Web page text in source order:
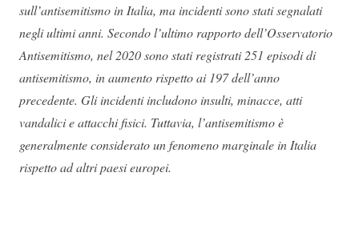
sull’antisemitismo in Italia, ma incidenti sono stati segnalati
negli ultimi anni. Secondo l’ultimo rapporto dell’Osservatorio
Antisemitismo, nel 2020 sono stati registrati 251 episodi di
antisemitismo, in aumento rispetto ai 197 dell’anno
precedente. Gli incidenti includono insulti, minacce, atti
vandalici e attacchi fisici. Tuttavia, l’antisemitismo è
generalmente considerato un fenomeno marginale in Italia
rispetto ad altri paesi europei.